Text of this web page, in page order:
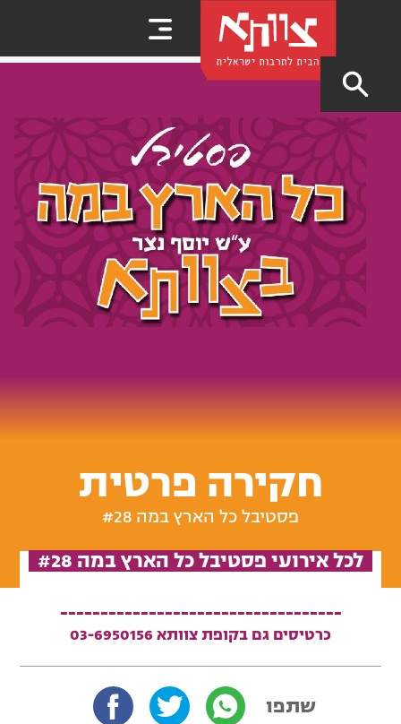
חקירה פרטית
פסטיבל כל הארץ במה #28
לכל אירועי פסטיבל כל הארץ במה #28
-----------------------------------
כרטיסים גם בקופת צוותא 03-6950156
שתפו